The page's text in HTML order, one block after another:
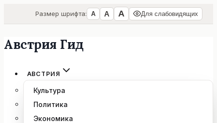
Размер шрифта: А А А Для слабовидящих
Перейти
содержимому
Австрия Гид
АВСТРИЯ
Культура
Политика
Экономика